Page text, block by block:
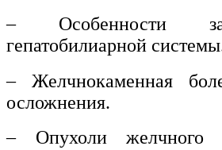
– Особенности
гепатобилиарной
– Желчнокаменная
осложнения.
– Опухоли желчного